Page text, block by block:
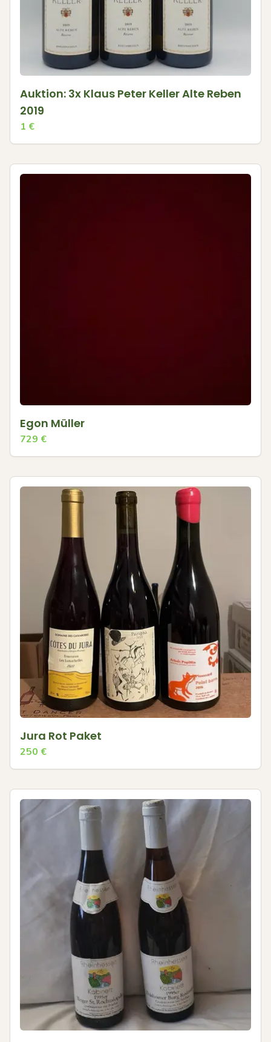
Auktion: 3x Klaus Peter Keller Alte Reben
2019
1 €
Egon Müller
729 €
Jura Rot Paket
250 €